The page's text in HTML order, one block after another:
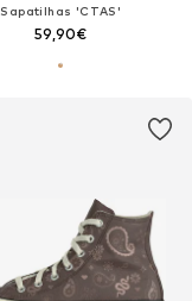
Sapatilhas 'CTAS'
59,90€